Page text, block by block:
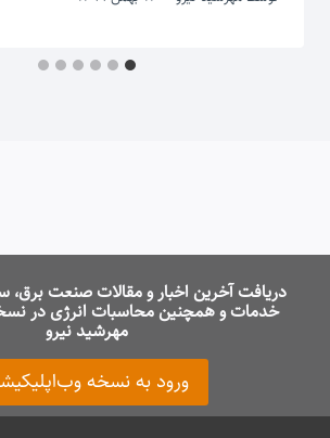
دریافت آخرین اخبار و مقالات صنعت
خدمات و همچنین محاسبات انرژی در
مهرشید نیرو
ورود به نسخه